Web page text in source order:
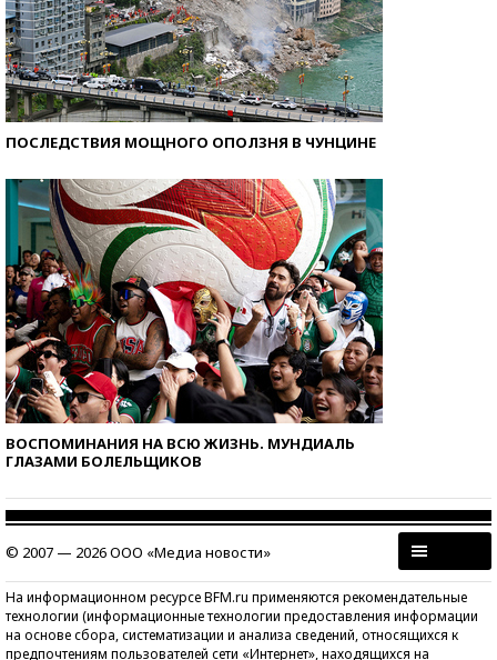
ПОСЛЕДСТВИЯ МОЩНОГО ОПОЛЗНЯ В ЧУНЦИНЕ
ВОСПОМИНАНИЯ НА ВСЮ ЖИЗНЬ. МУНДИАЛЬ
ГЛАЗАМИ БОЛЕЛЬЩИКОВ
© 2007 — 2026 ООО «Медиа новости»
На информационном ресурсе BFM.ru применяются рекомендательные
технологии (информационные технологии предоставления информации
на основе сбора, систематизации и анализа сведений, относящихся к
предпочтениям пользователей сети «Интернет», находящихся на